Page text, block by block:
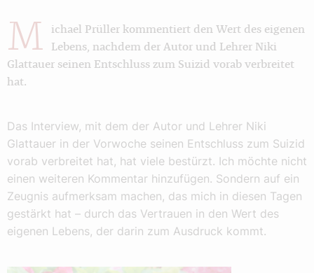
M
ichael Prüller kommentiert den Wert des eigenen
Lebens, nachdem der Autor und Lehrer Niki
Glattauer seinen Entschluss zum Suizid vorab verbreitet
hat.
Das Interview, mit dem der Autor und Lehrer Niki
Glattauer in der Vorwoche seinen Entschluss zum Suizid
vorab verbreitet hat, hat viele bestürzt. Ich möchte nicht
einen weiteren Kommentar hinzufügen. Sondern auf ein
Zeugnis aufmerksam machen, das mich in diesen Tagen
gestärkt hat – durch das Vertrauen in den Wert des
eigenen Lebens, der darin zum Ausdruck kommt.